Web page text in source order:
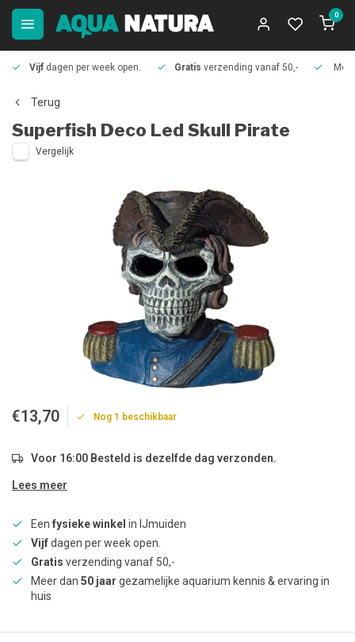
0
Vijf dagen per week open. Gratis verzending vanaf 50,-
Terug
Superfish Deco Led Skull Pirate
Vergelijk
€13,70 Nog 1 beschikbaar
Voor 16:00 Besteld is dezelfde dag verzonden.
Lees meer
Een fysieke winkel in IJmuiden
Vijfdagen per week open.
Gratis verzending vanaf 50,-
Meer dan 50 jaar gezamelijke aquarium kennis & ervaring in
huis